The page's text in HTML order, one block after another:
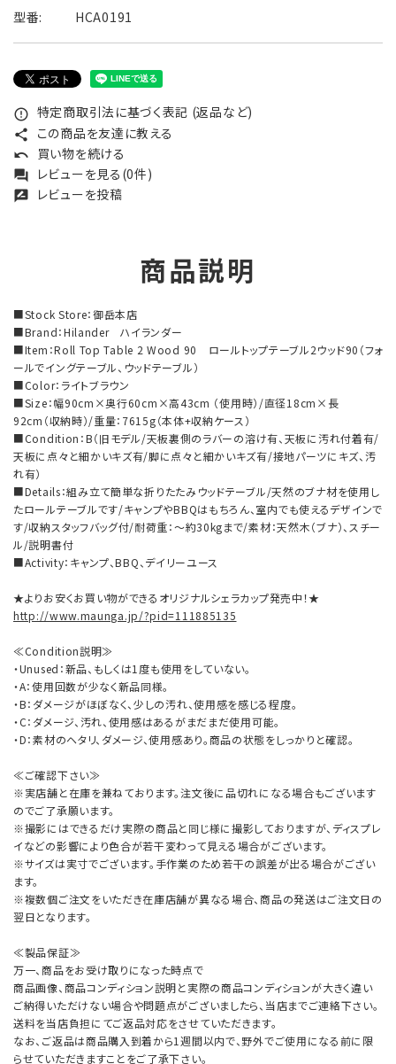
型番: HCA0191
error_outline 特定商取引法に基づく表記 (返品など)
share この商品を友達に教える
undo 買い物を続ける
forum レビューを見る(0件)
rate_review レビューを投稿
商品説明
■Stock Store：御岳本店
■Brand：Hilander ハイランダー
■Item：Roll Top Table 2 Wood 90 ロールトップテーブル2ウッド90（フォ
ールでイングテーブル、ウッドテーブル）
■Color：ライトブラウン
■Size：幅90cm×奥行60cm×高43cm （使用時）/直径18cm×長
92cm（収納時）/重量：7615g（本体+収納ケース）
■Condition：B（旧モデル/天板裏側のラバーの溶け有、天板に汚れ付着有/
天板に点々と細かいキズ有/脚に点々と細かいキズ有/接地パーツにキズ、汚
れ有）
■Details：組み立て簡単な折りたたみウッドテーブル/天然のブナ材を使用し
たロールテーブルです/キャンプやBBQはもちろん、室内でも使えるデザインで
す/収納スタッフバッグ付/耐荷重：～約30kgまで/素材：天然木（ブナ）、スチー
ル/説明書付
■Activity：キャンプ、BBQ、デイリーユース
★よりお安くお買い物ができるオリジナルシェラカップ発売中！★
http://www.maunga.jp/?pid=111885135
≪Condition説明≫
・Unused：新品、もしくは1度も使用をしていない。
・A：使用回数が少なく新品同様。
・B：ダメージがほぼなく、少しの汚れ、使用感を感じる程度。
・C：ダメージ、汚れ、使用感はあるがまだまだ使用可能。
・D：素材のヘタリ、ダメージ、使用感あり。商品の状態をしっかりと確認。
≪ご確認下さい≫
※実店舗と在庫を兼ねております。注文後に品切れになる場合もございます
のでご了承願います。
※撮影にはできるだけ実際の商品と同じ様に撮影しておりますが、ディスプレ
イなどの影響により色合が若干変わって見える場合がございます。
※サイズは実寸でございます。手作業のため若干の誤差が出る場合がござい
ます。
※複数個ご注文をいただき在庫店舗が異なる場合、商品の発送はご注文日の
翌日となります。
≪製品保証≫
万一、商品をお受け取りになった時点で
商品画像、商品コンディション説明と実際の商品コンディションが大きく違い
ご納得いただけない場合や問題点がございましたら、当店までご連絡下さい。
送料を当店負担にてご返品対応をさせていただきます。
なお、ご返品は商品購入到着から1週間以内で、野外でご使用になる前に限
らせていただきますことをご了承下さい。